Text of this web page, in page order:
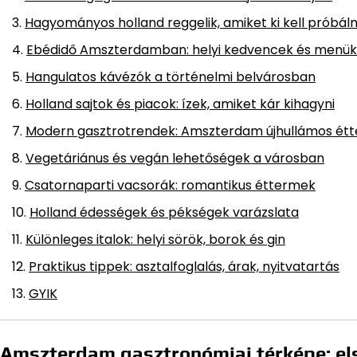
Hagyományos holland reggelik, amiket ki kell
Ebédidő Amszterdamban: helyi kedvencek és menük
Hangulatos kávézók a történelmi belvárosban
Holland sajtok és piacok: ízek, amiket kár kihagyni
Modern gasztrotrendek: Amszterdam újhullámos
Vegetáriánus és vegán lehetőségek a városban
Csatornaparti vacsorák: romantikus éttermek
Holland édességek és pékségek varázslata
Különleges italok: helyi sörök, borok és gin
Praktikus tippek: asztalfoglalás, árak, nyitvatartás
GYIK